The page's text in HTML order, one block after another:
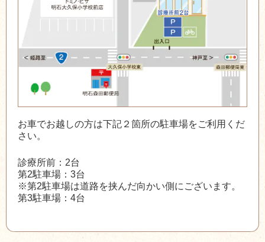
お車でお越しの方は下記２箇所の駐車場をご利用くだ
さい。
診療所前：2台
第2駐車場：3台
※第2駐車場は道路を挟んだ向かい側にございます。
第3駐車場：4台